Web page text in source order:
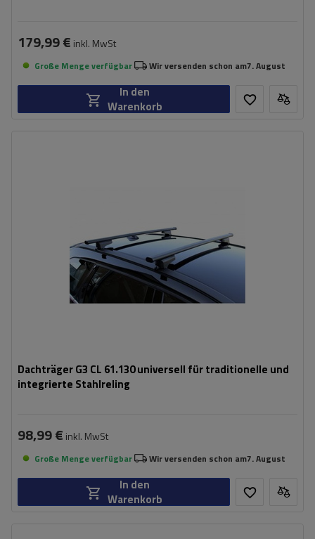
179,99 € inkl. MwSt
Große Menge verfügbar Wir versenden schon am7. August
In den
Warenkorb
Dachträger G3 CL 61.130 universell für traditionelle und
integrierte Stahlreling
98,99 € inkl. MwSt
Große Menge verfügbar Wir versenden schon am7. August
In den
Warenkorb